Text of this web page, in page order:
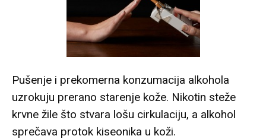
Pušenje i prekomerna konzumacija alkohola
uzrokuju prerano starenje kože. Nikotin steže
krvne žile što stvara lošu cirkulaciju, a alkohol
sprečava protok kiseonika u koži.